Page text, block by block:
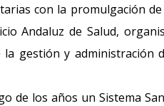
con la promulgación
Andaluz de Salud,
gestión y administración
de los años un Sistema